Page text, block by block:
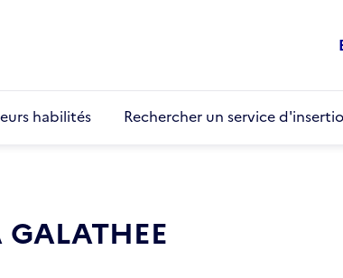
habilités Rechercher un service
GALATHEE